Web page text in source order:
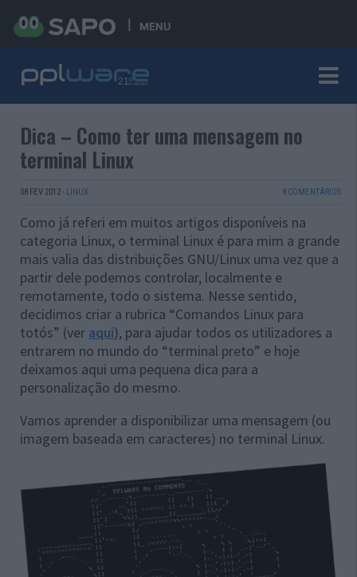
MENU
Dica – Como ter uma mensagem no
terminal Linux
08 FEV 2012 · LINUX 8 COMENTÁRIOS
Como já referi em muitos artigos disponíveis na
categoria Linux, o terminal Linux é para mim a grande
mais valia das distribuições GNU/Linux uma vez que a
partir dele podemos controlar, localmente e
remotamente, todo o sistema. Nesse sentido,
decidimos criar a rubrica “Comandos Linux para
totós” (ver aqui), para ajudar todos os utilizadores a
entrarem no mundo do “terminal preto” e hoje
deixamos aqui uma pequena dica para a
personalização do mesmo.
Vamos aprender a disponibilizar uma mensagem (ou
imagem baseada em caracteres) no terminal Linux.